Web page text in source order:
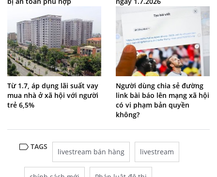
Từ 1.7, áp dụng lãi suất vay
mua nhà ở xã hội với người
trẻ 6,5%
Người dùng chia sẻ đường
link bài báo lên mạng xã hội
có vi phạm bản quyền
không?
TAGS
livestream bán hàng livestream